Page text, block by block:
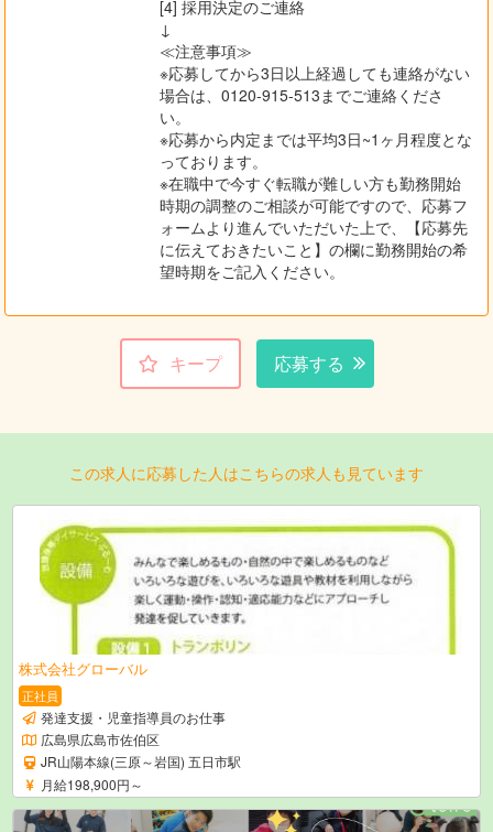
[4] 採用決定のご連絡
↓
≪注意事項≫
※応募してから3日以上経過しても連絡がない
場合は、0120-915-513までご連絡くださ
い。
※応募から内定までは平均3日~1ヶ月程度とな
っております。
※在職中で今すぐ転職が難しい方も勤務開始
時期の調整のご相談が可能ですので、応募フ
ォームより進んでいただいた上で、【応募先
に伝えておきたいこと】の欄に勤務開始の希
望時期をご記入ください。
キープ 応募する
この求人に応募した人はこちらの求人も見ています
株式会社グローバル
正社員
発達支援・児童指導員のお仕事
広島県広島市佐伯区
JR山陽本線(三原～岩国) 五日市駅
月給198,900円～